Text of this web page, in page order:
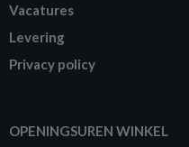
Vacatures
Levering
Privacy policy
OPENINGSUREN WINKEL